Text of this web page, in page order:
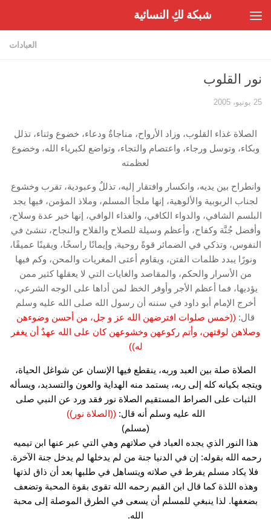
شبكة لكِ النسائية
العبادات
نور القلوب
25 يونيو، 2005
الصلاة غذاء القلوب، وزاد الأرواح، مناجاةٌ ودعاء، خضوع وثناء، تذلل
وبكاء، وتوسل ورجاء، واعتصام والتجاء، وتواضع لكبرياء الله، وخضوع
لعظمته
وانطراح بين يديه، وانكسار وافتقار إليه، تذللٌ وعبودية، تقرب وخشوع
لجناب الربوبية والألوهية، إنها ملجأ المسلم، وملاذ المؤمن، فيها يجد
البلسم الشافي، والدواء الكافي، والغذاء الوافي، إنها خير عدة وسلاح،
وأفضل جُنَّة وكفاح، وأعظم وسيلة للصلاح والفلاح والنجاح، تنشئ في
النفوس، وتذكي في الضمائر قوةً روحية, وإيمانًا راسخًا، ويقينًا عميقًا،
ونورًا يبدد ظلمات الفتن، ويقاوم أعتى المغريات والمحن، وكم فيها
من الأسرار والحكم، والمقاصد والغايات التي لا يعقلها كثير ممن
يؤديها، فما أعظم الأجر وأوفر الخظ لمن أداها على الوجه الشرعي،
أخرج الإمام أبو داود في سننه أن رسول الله صلى الله عليه وسلم
قال: ((خمس صلوات افترضهن الله عز و جل، من أحسن وضوءهن
وصلاهن لوقتهن، وأتم ركوعهن وخشوعهن كان على الله عهدٌ أن يغفر
له))
الصلاة صلة بين العبد وربه، ينقطع فيها الإنسان عن شواغل الحياة،
ويتجه بكيانه كله إلى ربه، يستمد منه الهداية والعون والتسديد، ويسأله
الثبات على الصراط المستقيم الصلاة نور فقد ورد عن النبي صلى
الله عليه وسلم أنه قال: ((الصلاة نور))
(مسلم)
هذا النور الذي يجده العباد في صلاتهم وهي التي عبر عنها ابن تيميه
رحمه الله بقوله: إن في الدنيا جنة من لم يدخلها لم يدخل جنة الآخرة.
فلا يكاد مسلم يفرط في صلاته ويتساهل في طلبها بعد أن ذاق لذتها
وهذه اللذة كما قال ابن القيم رحمه الله تقوى بقوة المحبة وتضعف
بضعفها. لذا ينبغي للمسلم أن يسعى في الطرق الموصلة إلى محبة
الله.